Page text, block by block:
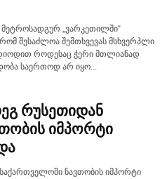
„ვარკეთილში“
შესაძლოა შემთხვევას მსხვერპლი
როდესაც ჭერი მთლიანად
საერთოდ არ იყო...
რუსეთიდან
იმპორტი
ნავთობის იმპორტი